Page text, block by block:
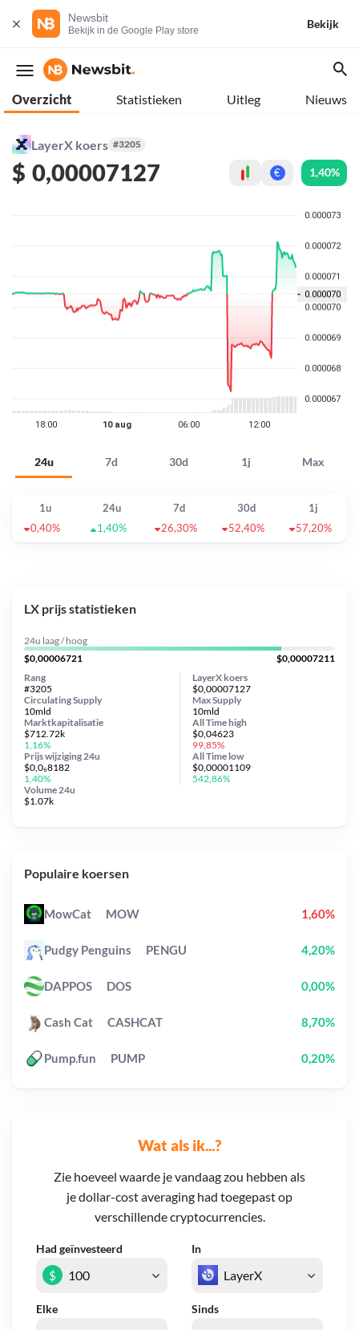
Newsbit
Bekijk in de Google Play store
Bekijk
Overzicht Statistieken Uitleg Nieuws
LayerX koers #3205
$ 0,00007127 € 1,40%
24u 7d 30d 1j Max
1u 24u 7d 30d
1j
0,40%
1,40% 26,30% 52,40% 57,20%
Wat als ik...?
Zie hoeveel waarde je vandaag zou hebben als
je dollar-cost averaging had toegepast op
verschillende cryptocurrencies.
Had geïnvesteerd In
Elke Sinds
$
LX prijs statistieken
24u laag / hoog
$0,00006721
$0,00007211
LayerX koers
$0,00007127
Circulating Supply
10mld
Prijs wijziging 24u
$0,0₆8182
1,40%
Max Supply
10mld
Marktkapitalisatie
$712.72k
1,16%
Volume 24u
$1.07k
Rang
#3205
All Timehigh
$0,04623
99,85%
All Time low
$0,00001109
542,86%
Populaire koersen
MowCat MOW 1,60%
Pudgy Penguins PENGU 4,20%
DAPPOS DOS 0,00%
Cash Cat CASHCAT 8,70%
Pump.fun PUMP 0,20%